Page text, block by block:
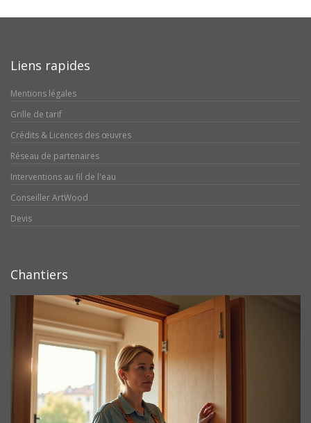
Liens rapides
Mentions légales
Grille de tarif
Crédits & Licences des œuvres
Réseau de partenaires
Interventions au fil de l'eau
Conseiller ArtWood
Devis
Chantiers